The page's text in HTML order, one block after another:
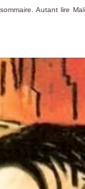
Autant lire